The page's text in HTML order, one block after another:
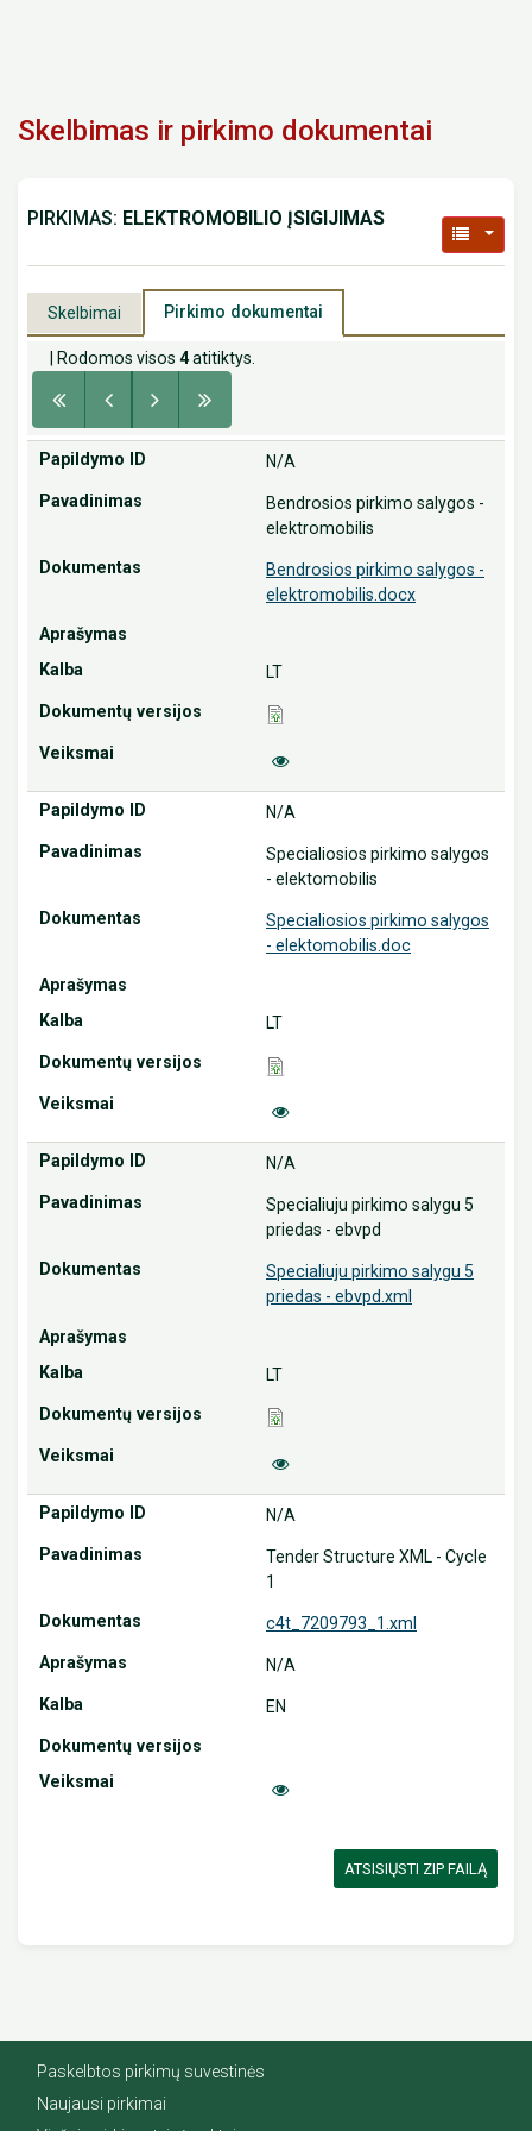
Skelbimas ir pirkimo dokumentai
PIRKIMAS: ELEKTROMOBILIO ĮSIGIJIMAS
Skelbimai Pirkimo dokumentai
| Rodomos visos 4atitiktys.
N/A
Bendrosios pirkimo salygos -
elektromobilis
Bendrosios pirkimo salygos -
elektromobilis.docx
LT
N/A
Specialiosios pirkimo salygos
- elektomobilis
Specialiosios pirkimo salygos
- elektomobilis.doc
LT
N/A
Specialiuju pirkimo salygu 5
priedas - ebvpd
Specialiuju pirkimo salygu 5
priedas - ebvpd.xml
LT
N/A
Tender Structure XML - Cycle
1
c4t_7209793_1.xml
N/A
EN
ATSISIŲSTI ZIP FAILĄ
Paskelbtos pirkimų suvestinės
Naujausi pirkimai